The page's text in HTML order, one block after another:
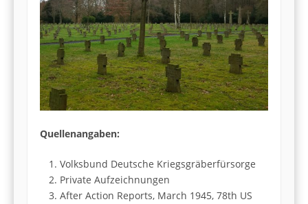
Quellenangaben:
Volksbund Deutsche Kriegsgräberfürsorge
Private Aufzeichnungen
After Action Reports, March 1945, 78th US